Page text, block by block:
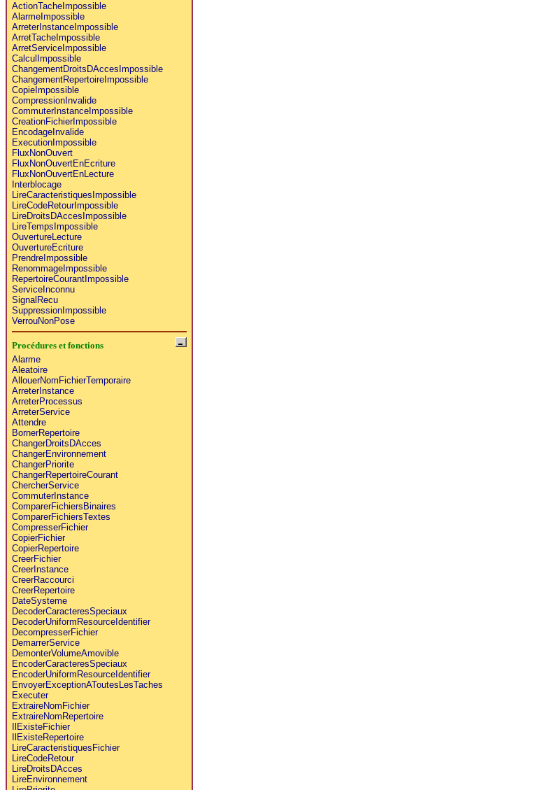
ActionTacheImpossible
AlarmeImpossible
ArreterInstanceImpossible
ArretTacheImpossible
ArretServiceImpossible
CalculImpossible
ChangementDroitsDAccesImpossible
ChangementRepertoireImpossible
CopieImpossible
CompressionInvalide
CommuterInstanceImpossible
CreationFichierImpossible
EncodageInvalide
ExecutionImpossible
FluxNonOuvert
FluxNonOuvertEnEcriture
FluxNonOuvertEnLecture
Interblocage
LireCaracteristiquesImpossible
LireCodeRetourImpossible
LireDroitsDAccesImpossible
LireTempsImpossible
OuvertureLecture
OuvertureEcriture
PrendreImpossible
RenommageImpossible
RepertoireCourantImpossible
ServiceInconnu
SignalRecu
SuppressionImpossible
VerrouNonPose
Procédures et fonctions
Alarme
Aleatoire
AllouerNomFichierTemporaire
ArreterInstance
ArreterProcessus
ArreterService
Attendre
BornerRepertoire
ChangerDroitsDAcces
ChangerEnvironnement
ChangerPriorite
ChangerRepertoireCourant
ChercherService
CommuterInstance
ComparerFichiersBinaires
ComparerFichiersTextes
CompresserFichier
CopierFichier
CopierRepertoire
CreerFichier
CreerInstance
CreerRaccourci
CreerRepertoire
DateSysteme
DecoderCaracteresSpeciaux
DecoderUniformResourceIdentifier
DecompresserFichier
DemarrerService
DemonterVolumeAmovible
EncoderCaracteresSpeciaux
EncoderUniformResourceIdentifier
EnvoyerExceptionAToutesLesTaches
Executer
ExtraireNomFichier
ExtraireNomRepertoire
IlExisteFichier
IlExisteRepertoire
LireCaracteristiquesFichier
LireCodeRetour
LireDroitsDAcces
LireEnvironnement